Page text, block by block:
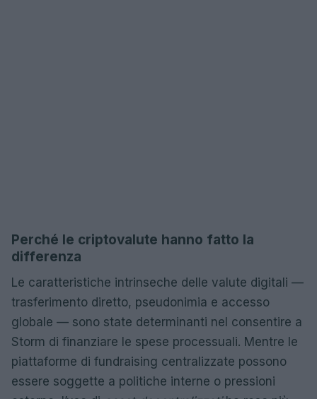
Perché le criptovalute hanno fatto la
differenza
Le caratteristiche intrinseche delle valute digitali —
trasferimento diretto, pseudonimia e accesso
globale — sono state determinanti nel consentire a
Storm di finanziare le spese processuali. Mentre le
piattaforme di fundraising centralizzate possono
essere soggette a politiche interne o pressioni